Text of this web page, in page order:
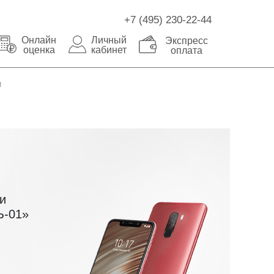
+7 (495) 230-22-44
Онлайн
оценка
Личный
кабинет
Экспресс
оплата
01»